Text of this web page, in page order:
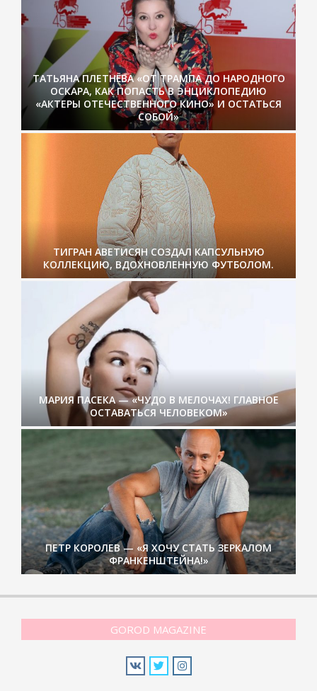
ТАТЬЯНА ПЛЕТНЁВА «ОТ ТРАМПА ДО НАРОДНОГО
ОСКАРА, КАК ПОПАСТЬ В ЭНЦИКЛОПЕДИЮ
«АКТЕРЫ ОТЕЧЕСТВЕННОГО КИНО» И ОСТАТЬСЯ
СОБОЙ»
ТИГРАН АВЕТИСЯН СОЗДАЛ КАПСУЛЬНУЮ
КОЛЛЕКЦИЮ, ВДОХНОВЛЕННУЮ ФУТБОЛОМ.
МАРИЯ ПАСЕКА — «ЧУДО В МЕЛОЧАХ! ГЛАВНОЕ
ОСТАВАТЬСЯ ЧЕЛОВЕКОМ»
ПЕТР КОРОЛЕВ — «Я ХОЧУ СТАТЬ ЗЕРКАЛОМ
ФРАНКЕНШТЕЙНА!»
GOROD MAGAZINE